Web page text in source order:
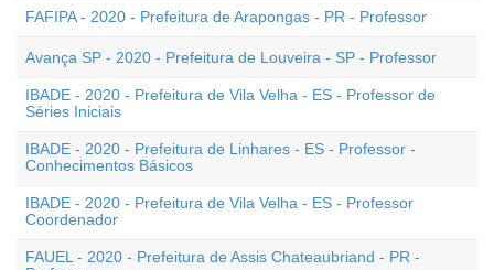
FAFIPA - 2020 - Prefeitura de Arapongas - PR - Professor
Avança SP - 2020 - Prefeitura de Louveira - SP - Professor
IBADE - 2020 - Prefeitura de Vila Velha - ES - Professor de
Séries Iniciais
IBADE - 2020 - Prefeitura de Linhares - ES - Professor -
Conhecimentos Básicos
IBADE - 2020 - Prefeitura de Vila Velha - ES - Professor
Coordenador
FAUEL - 2020 - Prefeitura de Assis Chateaubriand - PR -